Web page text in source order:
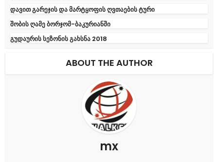
დავით გარეჯის და მარტყოფის ღვთაების ტური
შობის ღამე ბორჯომ-ბაკურიანში
გუდაურის სეზონის გახსნა 2018
ABOUT THE AUTHOR
mx